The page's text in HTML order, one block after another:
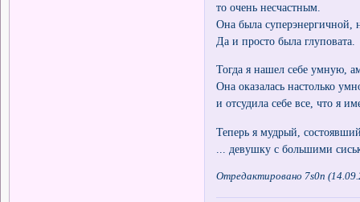
то очень несчастным.
Она была
Да и просто была глуповата.
Тогда я нашел себе умную,
Она оказалась настолько
и отсудила себе все, что я
Теперь я мудрый,
... девушку с большими
Отредактировано 7s0n